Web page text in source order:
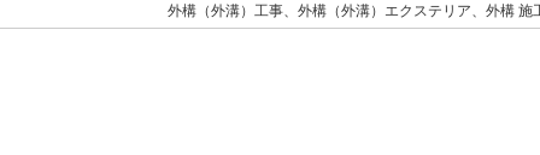
外構（外溝）工事、外構（外溝）エクステリア、外構